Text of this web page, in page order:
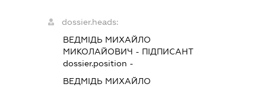
dossier.heads:
ВЕДМІДЬ МИХАЙЛО
МИКОЛАЙОВИЧ - ПІДПИСАНТ
dossier.position -
ВЕДМІДЬ МИХАЙЛО